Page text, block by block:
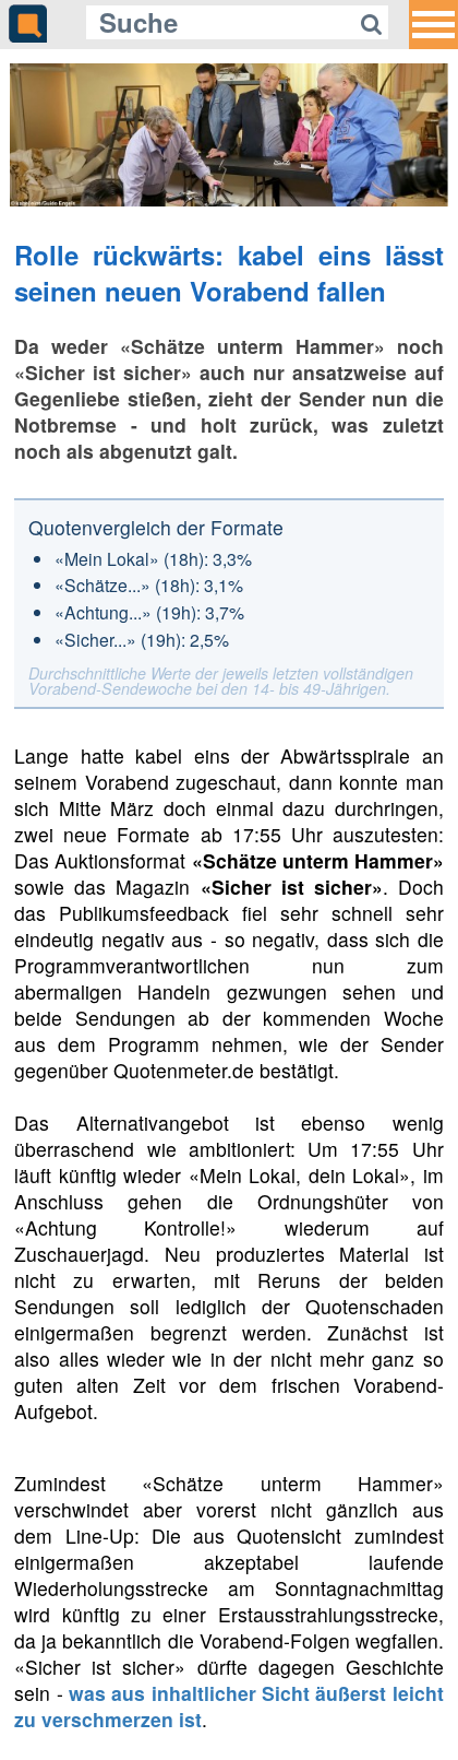
Rolle rückwärts: kabel eins lässt
seinen neuen Vorabend fallen
Da weder «Schätze unterm Hammer» noch
«Sicher ist sicher» auch nur ansatzweise auf
Gegenliebe stießen, zieht der Sender nun die
Notbremse - und holt zurück, was zuletzt
noch als abgenutzt galt.
Quotenvergleich der Formate
«Mein Lokal» (18h): 3,3%
«Schätze...» (18h): 3,1%
«Achtung...» (19h): 3,7%
«Sicher...» (19h): 2,5%
Durchschnittliche Werte der jeweils letzten vollständigen
Vorabend-Sendewoche bei den 14- bis 49-Jährigen.
Lange hatte kabel eins der Abwärtsspirale an
seinem Vorabend zugeschaut, dann konnte man
sich Mitte März doch einmal dazu durchringen,
zwei neue Formate ab 17:55 Uhr auszutesten:
Das Auktionsformat «Schätze unterm Hammer»
sowie das Magazin «Sicher ist sicher». Doch
das Publikumsfeedback fiel sehr schnell sehr
eindeutig negativ aus - so negativ, dass sich die
Programmverantwortlichen nun zum
abermaligen Handeln gezwungen sehen und
beide Sendungen ab der kommenden Woche
aus dem Programm nehmen, wie der Sender
gegenüber Quotenmeter.de bestätigt.
Das Alternativangebot ist ebenso wenig
überraschend wie ambitioniert: Um 17:55 Uhr
läuft künftig wieder «Mein Lokal, dein Lokal», im
Anschluss gehen die Ordnungshüter von
«Achtung Kontrolle!» wiederum auf
Zuschauerjagd. Neu produziertes Material ist
nicht zu erwarten, mit Reruns der beiden
Sendungen soll lediglich der Quotenschaden
einigermaßen begrenzt werden. Zunächst ist
also alles wieder wie in der nicht mehr ganz so
guten alten Zeit vor dem frischen Vorabend-
Aufgebot.
Zumindest «Schätze unterm Hammer»
verschwindet aber vorerst nicht gänzlich aus
dem Line-Up: Die aus Quotensicht zumindest
einigermaßen akzeptabel laufende
Wiederholungsstrecke am Sonntagnachmittag
wird künftig zu einer Erstausstrahlungsstrecke,
da ja bekanntlich die Vorabend-Folgen wegfallen.
«Sicher ist sicher» dürfte dagegen Geschichte
sein - was aus inhaltlicher Sicht äußerst leicht
zu verschmerzen ist.